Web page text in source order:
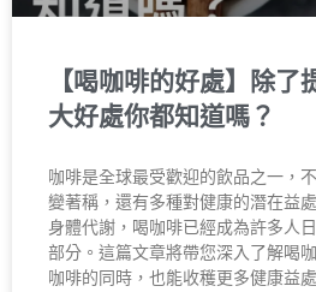
【喝咖啡的好處】除了
大好處你都知道嗎？
咖啡是全球最受歡迎的飲品之一，
變著稱，還有多種對健康的潛在益
身體代謝，喝咖啡已經成為許多人
部分。這篇文章將帶您深入了解喝
咖啡的同時，也能收穫更多健康益處